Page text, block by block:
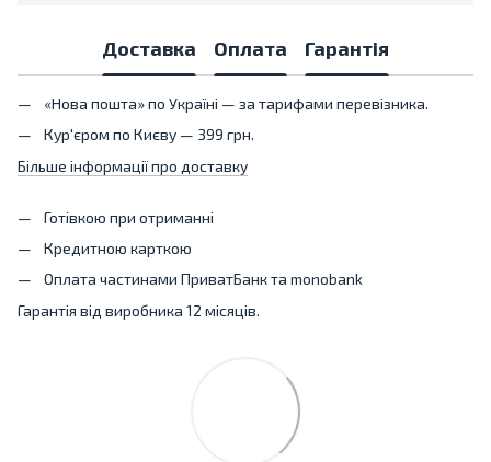
Доставка Оплата Гарантія
«Нова пошта» по Україні — за тарифами перевізника.
Кур'єром по Києву — 399 грн.
Більше інформації про доставку
Готівкою при отриманні
Кредитною карткою
Оплата частинами ПриватБанк та monobank
Гарантія від виробника 12 місяців.